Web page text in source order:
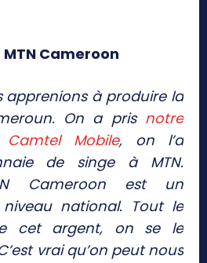
Cameroon
apprenions à produire la
On a pris notre
Mobile, on l’a
de singe à MTN.
Cameroon est un
national. Tout le
cet argent, on se le
vrai qu’on peut nous